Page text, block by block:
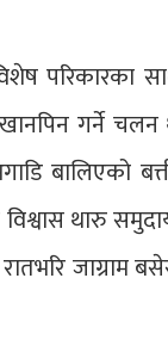
परिकारका
गर्ने
बालिएको
विश्वास थारु
जाग्राम